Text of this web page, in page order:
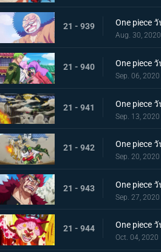
21 - 939
Aug. 30, 2020
21 - 940
Sep. 06, 2020
21 - 941
Sep. 13, 2020
21 - 942
Sep. 20, 2020
21 - 943
Sep. 27, 2020
21 - 944
Oct. 04, 2020